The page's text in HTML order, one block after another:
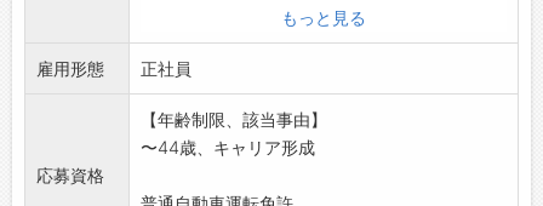
二つの生産部門を支える冷凍機は2023年、
備になりました。
業界最先端をゆく設備背景を有する製氷業者と
して今後も絶えず環境への意識を持ち更なる充
【会社より】
仕事を覚えるまで先輩社員と一緒に行動し、必
要な知識、技術を身
につけていけるので安心して働ける職場です。
将来的には国家資格にもチャレンジし、リーダ
ーとして活躍してい
ただきます。
もっと見る
雇用形態 正社員
応募資格
【年齢制限、該当事由】
〜44歳、キャリア形成